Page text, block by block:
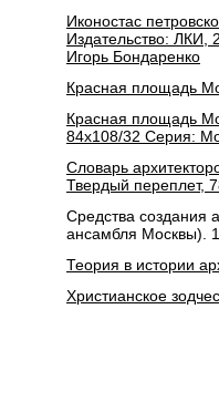
Иконостас
Издательство: ЛКИ,
Игорь Бондаренко
Красная площадь
Красная площадь
84х108/32 Серия:
Словарь
Твердый переплет,
Средства создания
ансамбля Москвы).
Теория в истории
Христианское